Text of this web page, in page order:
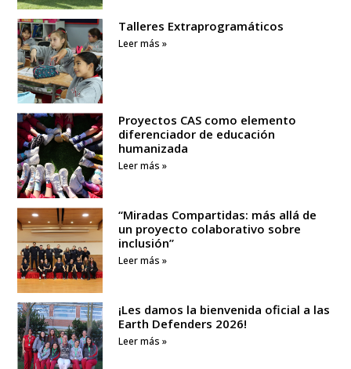
Talleres Extraprogramáticos
Leer más »
Proyectos CAS como elemento
diferenciador de educación
humanizada
Leer más »
“Miradas Compartidas: más allá de
un proyecto colaborativo sobre
inclusión”
Leer más »
¡Les damos la bienvenida oficial a las
Earth Defenders 2026!
Leer más »